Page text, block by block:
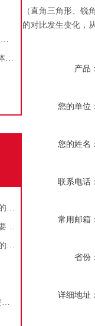
PN结物理特性（玻尔兹曼常数测定仪）
CC-TS温度传感器测试及半导体致冷控温实验仪
关于读数显微镜保养细节方面的问题
什么是分光计？分光计调节的要求是什么？
反射式单色仪：探索光学世界的精密工具
声速测量仪：穿透介质的“声波探针”与科学之眼
（直角三角形、锐
的对比发生变化，
产品
您的单位
您的姓名
联系电话
常用邮箱
省份
详细地址